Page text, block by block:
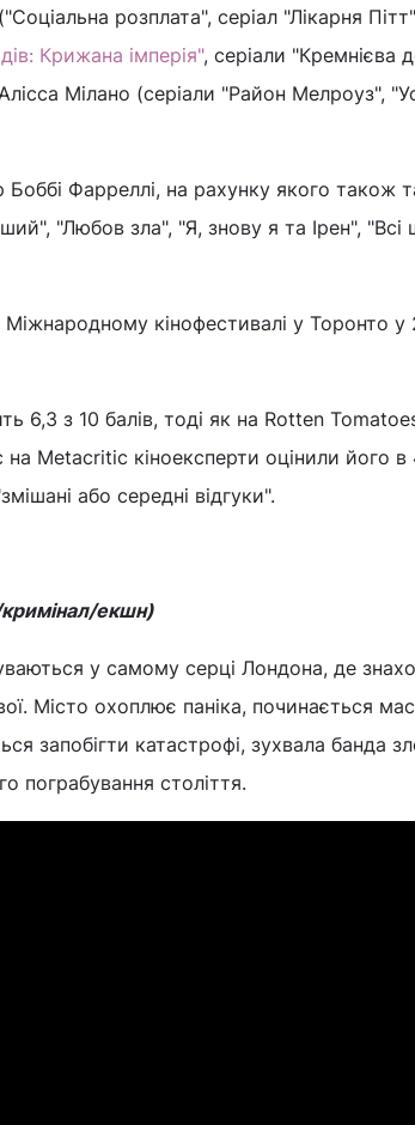
розплата", серіал "Лікарня
Крижана імперія", серіали "Кремнієва
Мілано (серіали "Район Мелроуз",
Фарреллі, на рахунку якого також
"Любов зла", "Я, знову я та Ірен", "Всі
кінофестивалі у Торонто у
6,3 з 10 балів, тоді як на Rotten
на Metacritic кіноексперти оцінили його в
або середні відгуки".
екшн)
у самому серці Лондона, де
Місто охоплює паніка, починається
запобігти катастрофі, зухвала банда
пограбування століття.